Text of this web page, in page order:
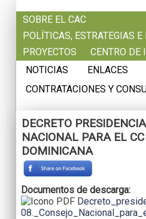
SOBRE EL CAC
POLÍTICAS, ESTRATEGIAS
PROYECTOS
CENTRO DE
NOTICIAS
ENLACES
CONTRATACIONES Y
DECRETO
NACIONAL PARA EL
DOMINICANA
Documentos de descarga: